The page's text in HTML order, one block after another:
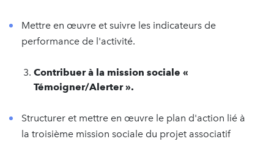
Mettre en œuvre et suivre les indicateurs de
performance de l'activité.
Contribuer à la mission sociale «
Témoigner/Alerter ».
Structurer et mettre en œuvre le plan d'action lié à
la troisième mission sociale du projet associatif